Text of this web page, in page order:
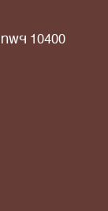
พฯ 10400